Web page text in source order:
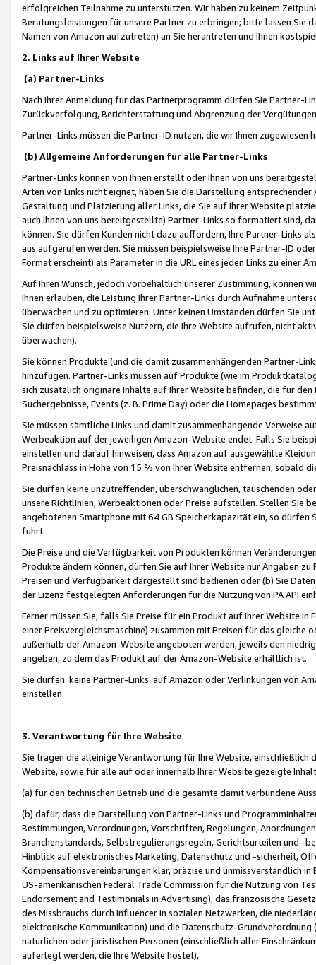
erfolgreichen Teilnahme zu unterstützen. Wir haben zu keinem
Beratungsleistungen für unsere Partner zu erbringen; bitte lassen Sie
Namen von Amazon aufzutreten) an Sie herantreten und Ihnen
2. Links auf Ihrer Website
(a) Partner-Links
Nach Ihrer Anmeldung für das Partnerprogramm dürfen Sie Partner-
Zurückverfolgung, Berichterstattung und Abgrenzung der
Partner-Links müssen die Partner-ID nutzen, die wir Ihnen zugewiesen
(b) Allgemeine Anforderungen für alle Partner-Links
Partner-Links können von Ihnen erstellt oder Ihnen von uns
Arten von Links nicht eignet, haben Sie die Darstellung
Gestaltung und Platzierung aller Links, die Sie auf Ihrer Website
auch Ihnen von uns bereitgestellte) Partner-Links so formatiert sind,
können. Sie dürfen Kunden nicht dazu auffordern, Ihre Partner-Links
aus aufgerufen werden. Sie müssen beispielsweise Ihre Partner-ID
Format erscheint) als Parameter in die URL eines jeden Links zu einer
Auf Ihren Wunsch, jedoch vorbehaltlich unserer Zustimmung, können
Ihnen erlauben, die Leistung Ihrer Partner-Links durch Aufnahme
überwachen und zu optimieren. Unter keinen Umständen dürfen Sie
Sie dürfen beispielsweise Nutzern, die Ihre Website aufrufen, nicht
überwachen).
Sie können Produkte (und die damit zusammenhängenden Partner-
hinzufügen. Partner-Links müssen auf Produkte (wie im
sich zusätzlich originäre Inhalte auf Ihrer Website befinden, die für
Suchergebnisse, Events (z. B. Prime Day) oder die Homepages
Sie müssen sämtliche Links und damit zusammenhängende
Werbeaktion auf der jeweiligen Amazon-Website endet. Falls Sie
einstellen und darauf hinweisen, dass Amazon auf ausgewählte
Preisnachlass in Höhe von 15 % von Ihrer Website entfernen, sobald
Sie dürfen keine unzutreffenden, überschwänglichen, täuschenden
unsere Richtlinien, Werbeaktionen oder Preise aufstellen. Stellen Sie
angebotenen Smartphone mit 64 GB Speicherkapazität ein, so dürfen
führt.
Die Preise und die Verfügbarkeit von Produkten können
Produkte ändern können, dürfen Sie auf Ihrer Website nur Angaben
Preisen und Verfügbarkeit dargestellt sind bedienen oder (b) Sie
der Lizenz festgelegten Anforderungen für die Nutzung von PA API
Ferner müssen Sie, falls Sie Preise für ein Produkt auf Ihrer Website
einer Preisvergleichsmaschine) zusammen mit Preisen für das
außerhalb der Amazon-Website angeboten werden, jeweils den
angeben, zu dem das Produkt auf der Amazon-Website erhältlich ist.
Sie dürfen keine Partner-Links auf Amazon oder Verlinkungen von
einstellen.
3. Verantwortung für Ihre Website
Sie tragen die alleinige Verantwortung für Ihre Website,
Website, sowie für alle auf oder innerhalb Ihrer Website gezeigte
(a) für den technischen Betrieb und die gesamte damit verbundene
(b) dafür, dass die Darstellung von Partner-Links und
Bestimmungen, Verordnungen, Vorschriften, Regelungen,
Branchenstandards, Selbstregulierungsregeln, Gerichtsurteilen und -
Hinblick auf elektronisches Marketing, Datenschutz und -sicherheit,
Kompensationsvereinbarungen klar, präzise und unmissverständlich
US-amerikanischen Federal Trade Commission für die Nutzung von
Endorsement and Testimonials in Advertising), das französische
des Missbrauchs durch Influencer in sozialen Netzwerken, die
elektronische Kommunikation) und die Datenschutz-
natürlichen oder juristischen Personen (einschließlich aller
auferlegt werden, die Ihre Website hostet),